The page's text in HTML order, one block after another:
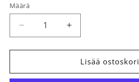
Määrä
Määrä
Vähennä tuotteenLisää tuotteen
Lisää